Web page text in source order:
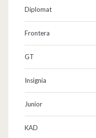
Diplomat
Frontera
GT
Insignia
Junior
KAD